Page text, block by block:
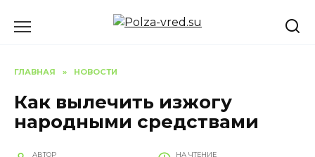
ГЛАВНАЯ » НОВОСТИ
Как вылечить изжогу
народными средствами
АВТОР НА ЧТЕНИЕ